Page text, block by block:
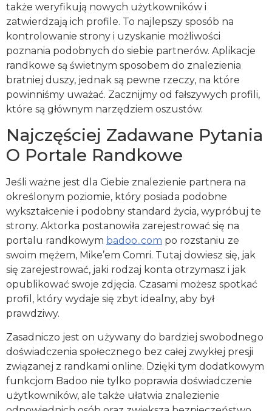
także weryfikują nowych użytkowników i
zatwierdzają ich profile. To najlepszy sposób na
kontrolowanie strony i uzyskanie możliwości
poznania podobnych do siebie partnerów. Aplikacje
randkowe są świetnym sposobem do znalezienia
bratniej duszy, jednak są pewne rzeczy, na które
powinniśmy uważać. Zacznijmy od fałszywych profili,
które są głównym narzędziem oszustów.
Najczęściej Zadawane Pytania
O Portale Randkowe
Jeśli ważne jest dla Ciebie znalezienie partnera na
określonym poziomie, który posiada podobne
wykształcenie i podobny standard życia, wypróbuj te
strony. Aktorka postanowiła zarejestrować się na
portalu randkowym badoo..com po rozstaniu ze
swoim mężem, Mike’em Comri. Tutaj dowiesz się, jak
się zarejestrować, jaki rodzaj konta otrzymasz i jak
opublikować swoje zdjęcia. Czasami możesz spotkać
profil, który wydaje się zbyt idealny, aby był
prawdziwy.
Zasadniczo jest on używany do bardziej swobodnego
doświadczenia społecznego bez całej zwykłej presji
związanej z randkami online. Dzięki tym dodatkowym
funkcjom Badoo nie tylko poprawia doświadczenie
użytkowników, ale także ułatwia znalezienie